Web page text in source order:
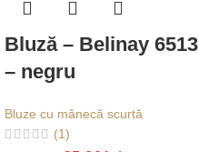
Bluză – Belinay 6513
– negru
Bluze cu mânecă scurtă
(1)